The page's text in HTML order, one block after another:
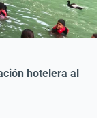
hotelera al